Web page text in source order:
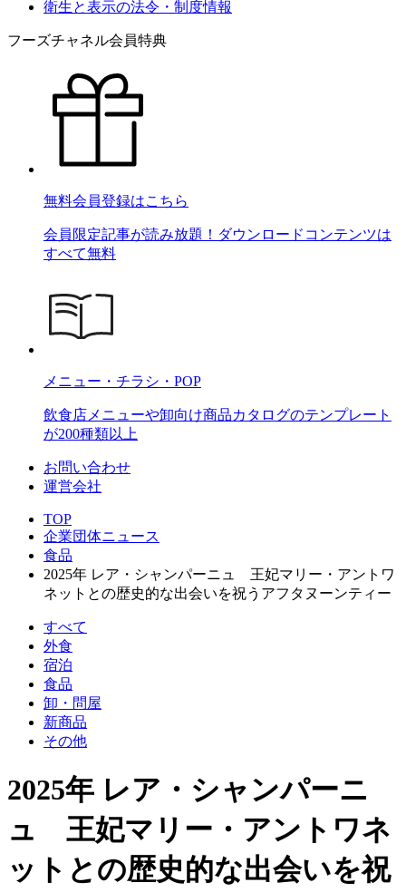
衛生と表示の法令・制度情報
フーズチャネル会員特典
無料会員登録はこちら
会員限定記事が読み放題！ダウンロードコンテンツは
すべて無料
メニュー・チラシ・POP
飲食店メニューや卸向け商品カタログのテンプレート
が200種類以上
お問い合わせ
運営会社
TOP
企業団体ニュース
食品
2025年 レア・シャンパーニュ 王妃マリー・アントワ
ネットとの歴史的な出会いを祝うアフタヌーンティー
すべて
外食
宿泊
食品
卸・問屋
新商品
その他
2025年 レア・シャンパーニ
ュ 王妃マリー・アントワネ
ットとの歴史的な出会いを祝